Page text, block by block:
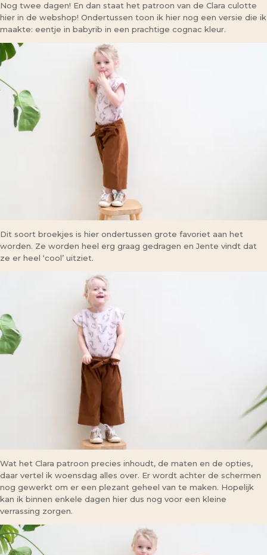
Nog twee dagen! En dan staat het patroon van de Clara culotte
hier in de webshop! Ondertussen toon ik hier nog een versie die ik
maakte: eentje in babyrib in een prachtige cognac kleur.
Dit soort broekjes is hier ondertussen grote favoriet aan het
worden. Ze worden heel erg graag gedragen en Jente vindt dat
ze er heel ‘cool’ uitziet.
Wat het Clara patroon precies inhoudt, de maten en de opties,
daar vertel ik woensdag alles over. Er wordt achter de schermen
nog gewerkt om er een plezant geheel van te maken. Hopelijk
kan ik binnen enkele dagen hier dus nog voor een kleine
verrassing zorgen.